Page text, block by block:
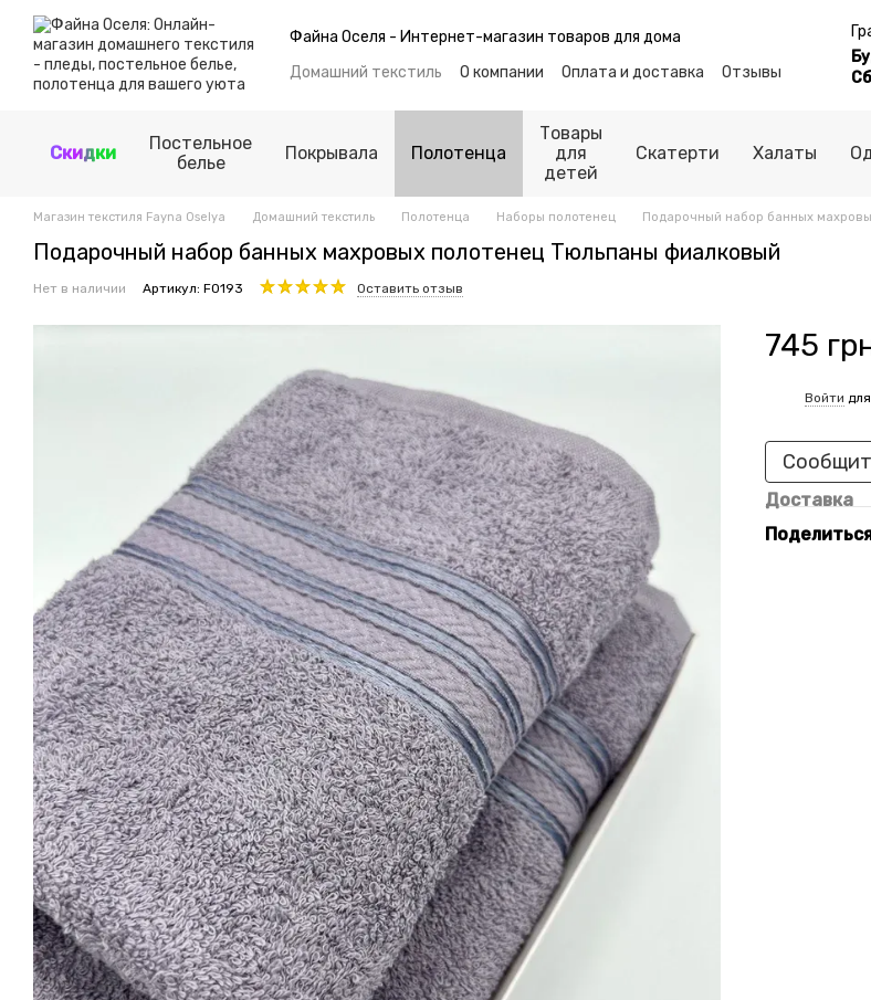
Перейти к основному контенту
Файна Оселя - Интернет-магазин товаров для дома
Домашний текстиль
О компании Оплата и доставка
Отзывы
Скидки
Постельное
белье
Покрывала Полотенца
Товары
для
детей
Скатерти Халаты
Магазин текстиля Fayna Oselya Домашний текстиль Полотенца Наборы полотенец Подарочный набор банных
Подарочный набор банных махровых полотенец Тюльпаны фиалковый
Нет в наличии Артикул: F0193 Оставить отзыв
745
Войти
Доставка